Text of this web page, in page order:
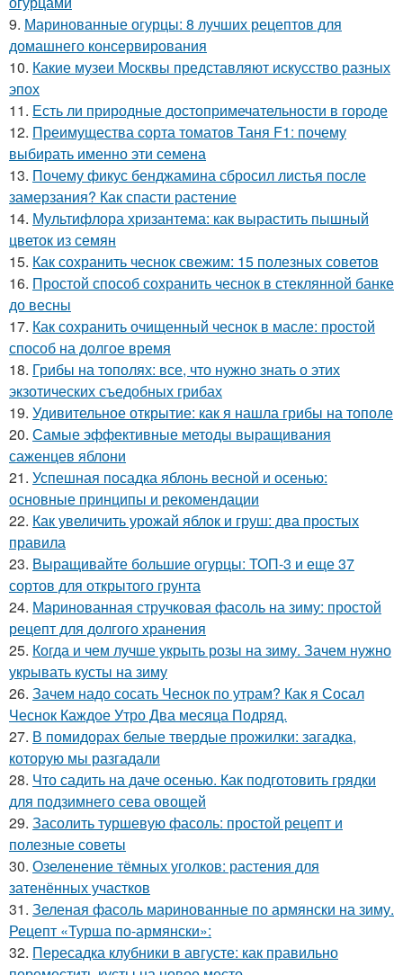
9. Маринованные огурцы: 8 лучших рецептов для
домашнего консервирования
10. Какие музеи Москвы представляют искусство разных
эпох
11. Есть ли природные достопримечательности в городе
12. Преимущества сорта томатов Таня F1: почему
выбирать именно эти семена
13. Почему фикус бенджамина сбросил листья после
замерзания? Как спасти растение
14. Мультифлора хризантема: как вырастить пышный
цветок из семян
15. Как сохранить чеснок свежим: 15 полезных советов
16. Простой способ сохранить чеснок в стеклянной банке
до весны
17. Как сохранить очищенный чеснок в масле: простой
способ на долгое время
18. Грибы на тополях: все, что нужно знать о этих
экзотических съедобных грибах
19. Удивительное открытие: как я нашла грибы на тополе
20. Самые эффективные методы выращивания
саженцев яблони
21. Успешная посадка яблонь весной и осенью:
основные принципы и рекомендации
22. Как увеличить урожай яблок и груш: два простых
правила
23. Выращивайте большие огурцы: ТОП-3 и еще 37
сортов для открытого грунта
24. Маринованная стручковая фасоль на зиму: простой
рецепт для долгого хранения
25. Когда и чем лучше укрыть розы на зиму. Зачем нужно
укрывать кусты на зиму
26. Зачем надо сосать Чеснок по утрам? Как я Сосал
Чеснок Каждое Утро Два месяца Подряд.
27. В помидорах белые твердые прожилки: загадка,
которую мы разгадали
28. Что садить на даче осенью. Как подготовить грядки
для подзимнего сева овощей
29. Засолить туршевую фасоль: простой рецепт и
полезные советы
30. Озеленение тёмных уголков: растения для
затенённых участков
31. Зеленая фасоль маринованные по армянски на зиму.
Рецепт «Турша по-армянски»:
32. Пересадка клубники в августе: как правильно